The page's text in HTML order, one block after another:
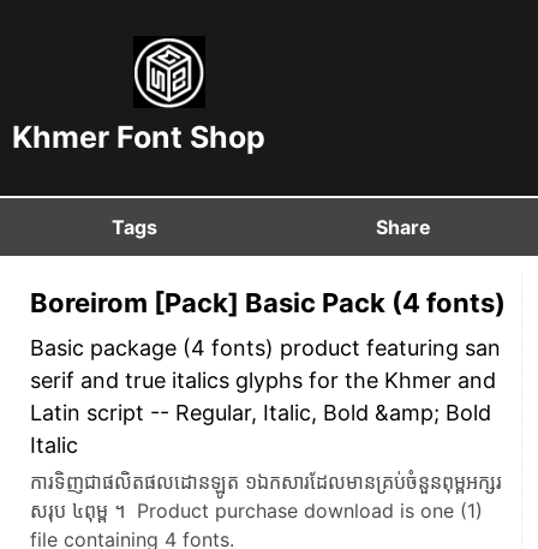
Khmer Font Shop
Tags Share
Boreirom [Pack] Basic Pack (4 fonts)
Basic package (4 fonts) product featuring san
serif and true italics glyphs for the Khmer and
Latin script -- Regular, Italic, Bold &amp; Bold
Italic
ការទិញជាផលិតផលដោនឡូត ១ឯកសារដែលមានគ្រប់ចំនួនពុម្ពអក្សរ
សរុប ៤ពុម្ព ។ Product purchase download is one (1)
file containing 4 fonts.